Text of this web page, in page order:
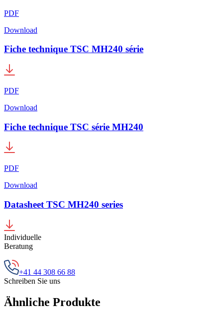
PDF
Download
Fiche technique TSC MH240 série
PDF
Download
Fiche technique TSC série MH240
PDF
Download
Datasheet TSC MH240 series
Individuelle
Beratung
+41 44 308 66 88
Schreiben Sie uns
Ähnliche Produkte